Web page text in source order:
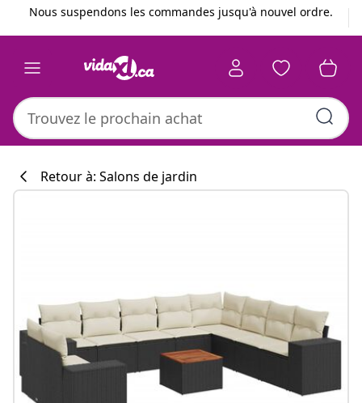
Précédent
Suivant
Nous suspendons les commandes jusqu'à nouvel ordre.
Retour à: Salons de jardin